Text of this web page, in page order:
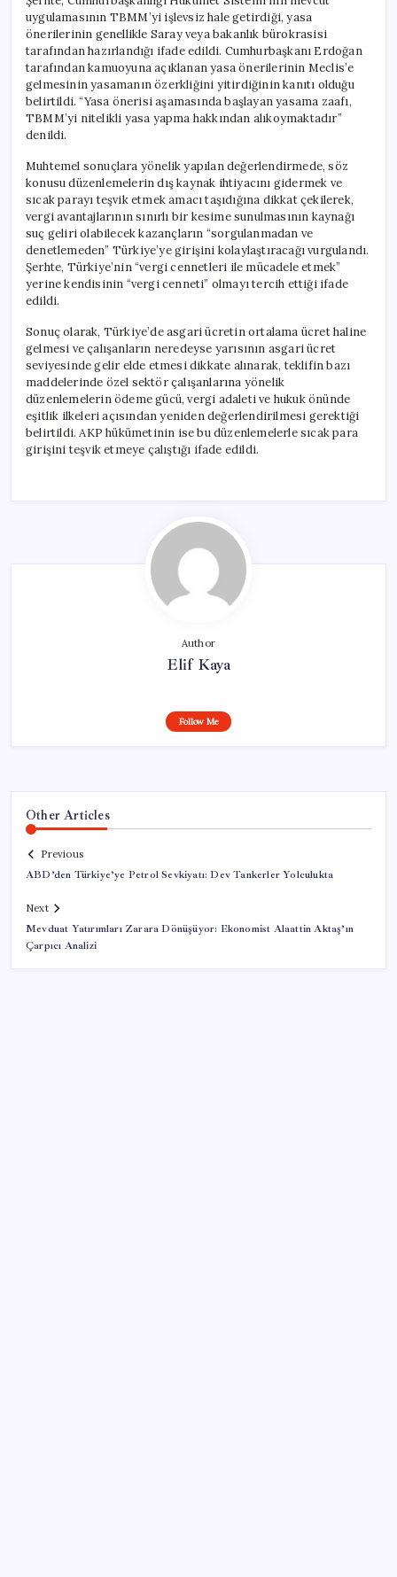
uygulamasının TBMM’yi işlevsiz hale getirdiği, yasa
önerilerinin genellikle Saray veya bakanlık bürokrasisi
tarafından hazırlandığı ifade edildi. Cumhurbaşkanı Erdoğan
tarafından kamuoyuna açıklanan yasa önerilerinin Meclis’e
gelmesinin yasamanın özerkliğini yitirdiğinin kanıtı olduğu
belirtildi. “Yasa önerisi aşamasında başlayan yasama zaafı,
TBMM’yi nitelikli yasa yapma hakkından alıkoymaktadır”
denildi.
Muhtemel sonuçlara yönelik yapılan değerlendirmede, söz
konusu düzenlemelerin dış kaynak ihtiyacını gidermek ve
sıcak parayı teşvik etmek amacı taşıdığına dikkat çekilerek,
vergi avantajlarının sınırlı bir kesime sunulmasının kaynağı
suç geliri olabilecek kazançların “sorgulanmadan ve
denetlemeden” Türkiye’ye girişini kolaylaştıracağı vurgulandı.
Şerhte, Türkiye’nin “vergi cennetleri ile mücadele etmek”
yerine kendisinin “vergi cenneti” olmayı tercih ettiği ifade
edildi.
Sonuç olarak, Türkiye’de asgari ücretin ortalama ücret haline
gelmesi ve çalışanların neredeyse yarısının asgari ücret
seviyesinde gelir elde etmesi dikkate alınarak, teklifin bazı
maddelerinde özel sektör çalışanlarına yönelik
düzenlemelerin ödeme gücü, vergi adaleti ve hukuk önünde
eşitlik ilkeleri açısından yeniden değerlendirilmesi gerektiği
belirtildi. AKP hükümetinin ise bu düzenlemelerle sıcak para
girişini teşvik etmeye çalıştığı ifade edildi.
Author
Elif Kaya
Follow Me
Other Articles
Previous
ABD’den Türkiye’ye Petrol Sevkiyatı: Dev Tankerler Yolculukta
Next
Mevduat Yatırımları Zarara Dönüşüyor: Ekonomist Alaattin Aktaş’ın
Çarpıcı Analizi